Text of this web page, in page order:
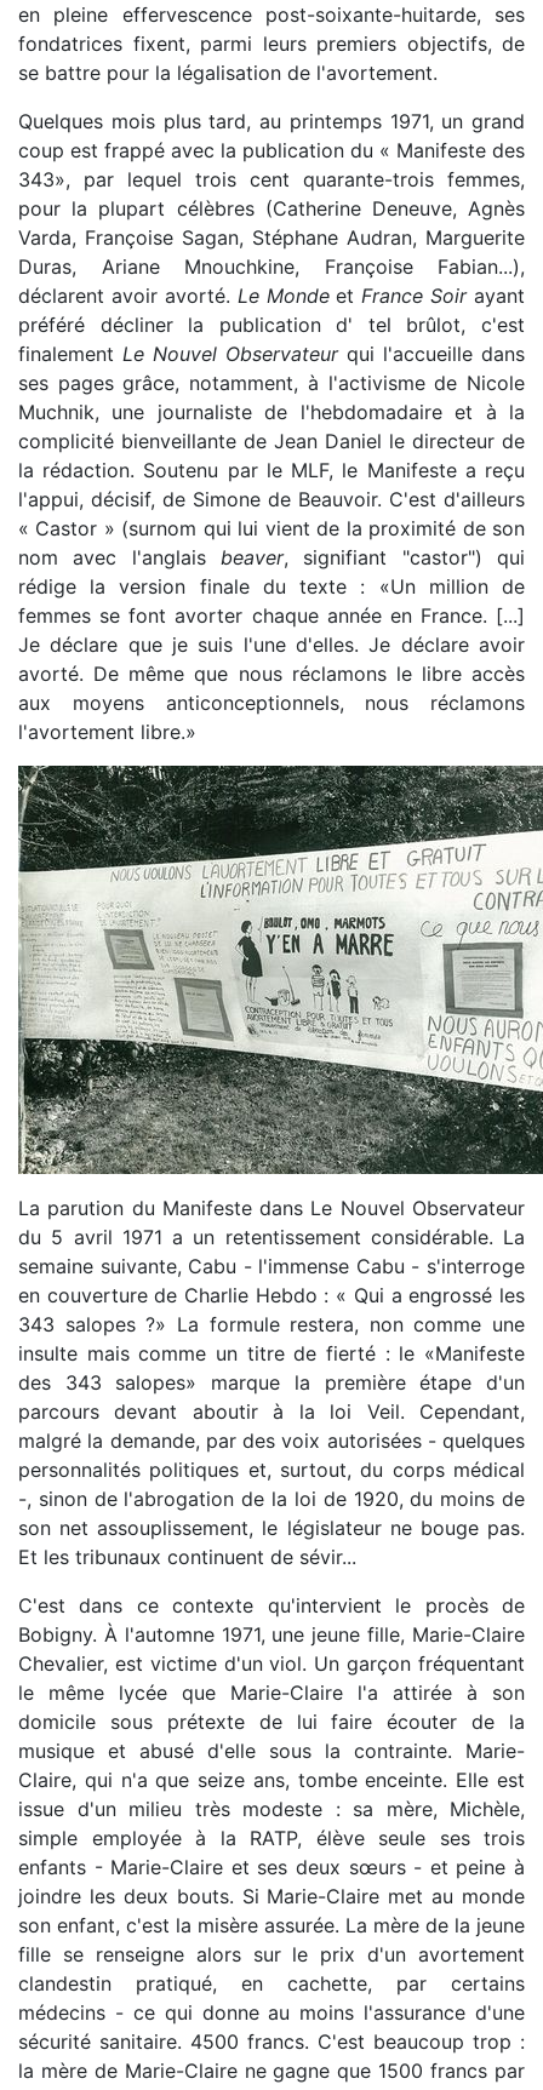
en pleine effervescence post-soixante-huitarde, ses
fondatrices fixent, parmi leurs premiers objectifs, de
se battre pour la légalisation de l'avortement.
Quelques mois plus tard, au printemps 1971, un grand
coup est frappé avec la publication du « Manifeste des
343», par lequel trois cent quarante-trois femmes,
pour la plupart célèbres (Catherine Deneuve, Agnès
Varda, Françoise Sagan, Stéphane Audran, Marguerite
Duras, Ariane Mnouchkine, Françoise Fabian...),
déclarent avoir avorté. Le Mondeet France Soirayant
préféré décliner la publication d' tel brûlot, c'est
finalement Le Nouvel Observateurqui l'accueille dans
ses pages grâce, notamment, à l'activisme de Nicole
Muchnik, une journaliste de l'hebdomadaire et à la
complicité bienveillante de Jean Daniel le directeur de
la rédaction. Soutenu par le MLF, le Manifeste a reçu
l'appui, décisif, de Simone de Beauvoir. C'est d'ailleurs
« Castor » (surnom qui lui vient de la proximité de son
nom avec l'anglais beaver, signifiant "castor") qui
rédige la version finale du texte : «Un million de
femmes se font avorter chaque année en France. [...]
Je déclare que je suis l'une d'elles. Je déclare avoir
avorté. De même que nous réclamons le libre accès
aux moyens anticonceptionnels, nous réclamons
l'avortement libre.»
La parution du Manifeste dans Le Nouvel Observateur
du 5 avril 1971 a un retentissement considérable. La
semaine suivante, Cabu - l'immense Cabu - s'interroge
en couverture de Charlie Hebdo : « Qui a engrossé les
343 salopes ?» La formule restera, non comme une
insulte mais comme un titre de fierté : le «Manifeste
des 343 salopes» marque la première étape d'un
parcours devant aboutir à la loi Veil. Cependant,
malgré la demande, par des voix autorisées - quelques
personnalités politiques et, surtout, du corps médical
-, sinon de l'abrogation de la loi de 1920, du moins de
son net assouplissement, le législateur ne bouge pas.
Et les tribunaux continuent de sévir...
C'est dans ce contexte qu'intervient le procès de
Bobigny. À l'automne 1971, une jeune fille, Marie-Claire
Chevalier, est victime d'un viol. Un garçon fréquentant
le même lycée que Marie-Claire l'a attirée à son
domicile sous prétexte de lui faire écouter de la
musique et abusé d'elle sous la contrainte. Marie-
Claire, qui n'a que seize ans, tombe enceinte. Elle est
issue d'un milieu très modeste : sa mère, Michèle,
simple employée à la RATP, élève seule ses trois
enfants - Marie-Claire et ses deux sœurs - et peine à
joindre les deux bouts. Si Marie-Claire met au monde
son enfant, c'est la misère assurée. La mère de la jeune
fille se renseigne alors sur le prix d'un avortement
clandestin pratiqué, en cachette, par certains
médecins - ce qui donne au moins l'assurance d'une
sécurité sanitaire. 4500 francs. C'est beaucoup trop :
la mère de Marie-Claire ne gagne que 1500 francs par